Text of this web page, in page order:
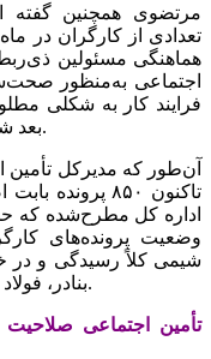
مرتضوی همچنین گفته
تعدادی از کارگران در
هماهنگی مسئولین ذی‌ربط
اجتماعی به‌منظور
فرایند کار به شکلی
بعد شاهد روند بسیار خوبی در اجرای کار باشیم.
آن‌طور که مدیرکل تأمین
تاکنون ۸۵۰
وضعیت پرونده‌های
شیمی کلاً رسیدگی و
بنادر، فولاد و… نیز بخش اعظم کار، انجام شده است.
تأمین اجتماعی